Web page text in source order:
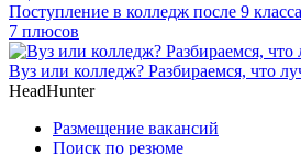
Поступление в колледж после 9
7 плюсов
Вуз или колледж? Разбираемся, что
HeadHunter
Размещение вакансий
Поиск по резюме